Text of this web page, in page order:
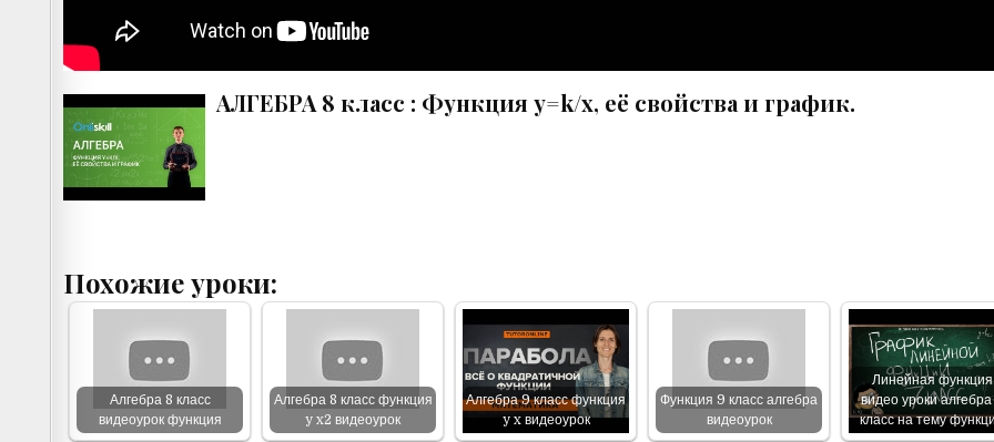
АЛГЕБРА 8 класс : Функция y=k/x, её свойства и график.
Похожие уроки:
Алгебра 8 класс
видеоурок функция
Алгебра 8 класс функция
y x2 видеоурок
Алгебра 9 класс функция
y x видеоурок
Функция 9 класс алгебра
видеоурок
Линейная функция
видео уроки
класс на тему